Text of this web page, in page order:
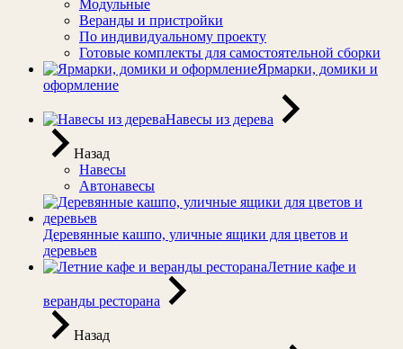
Модульные
Веранды и пристройки
По индивидуальному проекту
Готовые комплекты для самостоятельной сборки
Ярмарки, домики и
оформление
Навесы из дерева
Назад
Навесы
Автонавесы
Деревянные кашпо, уличные ящики для цветов и
деревьев
Летние кафе и
веранды ресторана
Назад